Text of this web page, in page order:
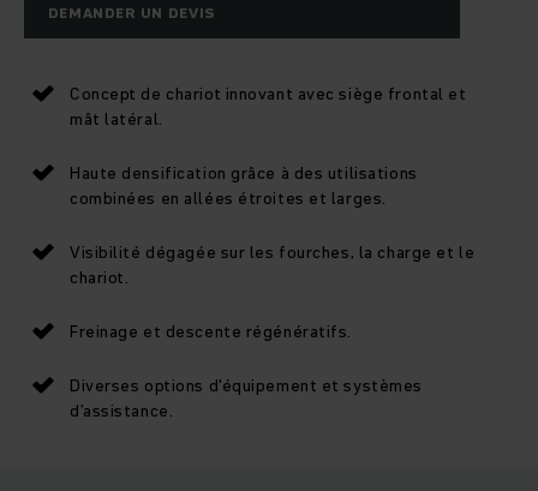
DEMANDER UN DEVIS
Concept de chariot innovant avec siège frontal et
mât latéral.
Haute densification grâce à des utilisations
combinées en allées étroites et larges.
Visibilité dégagée sur les fourches, la charge et le
chariot.
Freinage et descente régénératifs.
Diverses options d'équipement et systèmes
d’assistance.